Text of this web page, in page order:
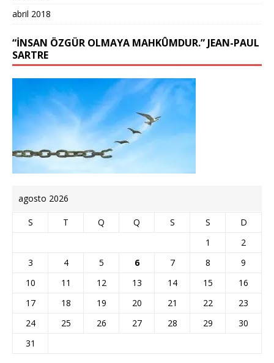
abril 2018
“İNSAN ÖZGÜR OLMAYA MAHKÛMDUR.” JEAN-PAUL
SARTRE
agosto 2026
S T Q Q S S
D
1
2
3
4 5 6 7 8
9
10
11 12 13 14 15
16
17
18 19 20 21 22
23
24
25 26 27 28 29
30
31